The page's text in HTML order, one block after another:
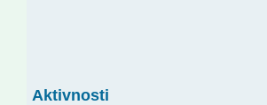
Aktivnosti